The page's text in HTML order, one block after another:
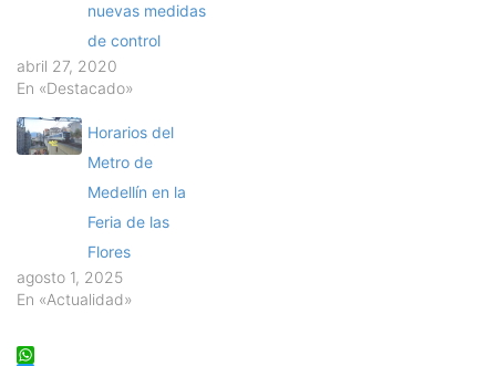
nuevas medidas
de control
abril 27, 2020
En «Destacado»
Horarios del
Metro de
Medellín en la
Feria de las
Flores
agosto 1, 2025
En «Actualidad»